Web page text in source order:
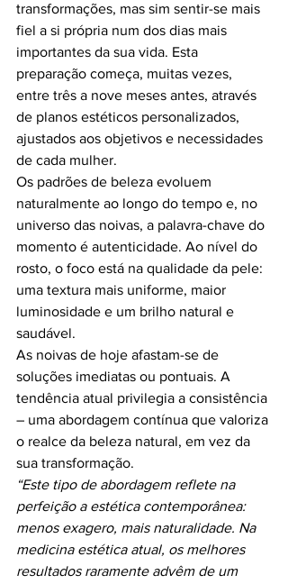
transformações, mas sim sentir-se mais
fiel a si própria num dos dias mais
importantes da sua vida. Esta
preparação começa, muitas vezes,
entre três a nove meses antes, através
de planos estéticos personalizados,
ajustados aos objetivos e necessidades
de cada mulher.
Os padrões de beleza evoluem
naturalmente ao longo do tempo e, no
universo das noivas, a palavra-chave do
momento é autenticidade. Ao nível do
rosto, o foco está na qualidade da pele:
uma textura mais uniforme, maior
luminosidade e um brilho natural e
saudável.
As noivas de hoje afastam-se de
soluções imediatas ou pontuais. A
tendência atual privilegia a consistência
– uma abordagem contínua que valoriza
o realce da beleza natural, em vez da
sua transformação.
“Este tipo de abordagem reflete na
perfeição a estética contemporânea:
menos exagero, mais naturalidade. Na
medicina estética atual, os melhores
resultados raramente advêm de um